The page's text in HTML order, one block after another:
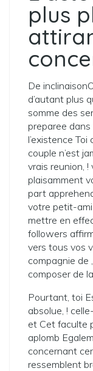
plus
De
d’autant plus
somme des
preparee
l’existence
couple n’est
vrais reunion,
plaisamment
part
votre petit-
mettre en
followers
vers tous vos
compagnie de
composer de
Pourtant, toi
absolue, !
et Cet faculte
aplomb
concernant
ressemblent